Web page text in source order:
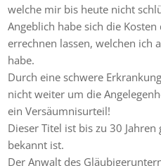
welche mir bis heute nicht
Angeblich habe sich die
errechnen lassen, welchen ich
habe.
Durch eine schwere
nicht weiter um die
ein Versäumnisurteil!
Dieser Titel ist bis zu 30
bekannt ist.
Der Anwalt des